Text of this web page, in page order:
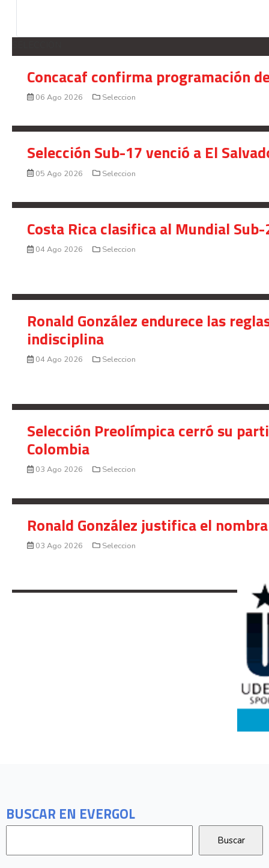
BUSCAR EN EVERGOL
Concacaf confirma programación
06 Ago 2026 Seleccion
Selección Sub-17 venció a El
05 Ago 2026 Seleccion
Costa Rica clasifica al Mundial
04 Ago 2026 Seleccion
Ronald González endurece las
indisciplina
04 Ago 2026 Seleccion
Selección Preolímpica cerró su
Colombia
03 Ago 2026 Seleccion
Ronald González justifica el
03 Ago 2026 Seleccion